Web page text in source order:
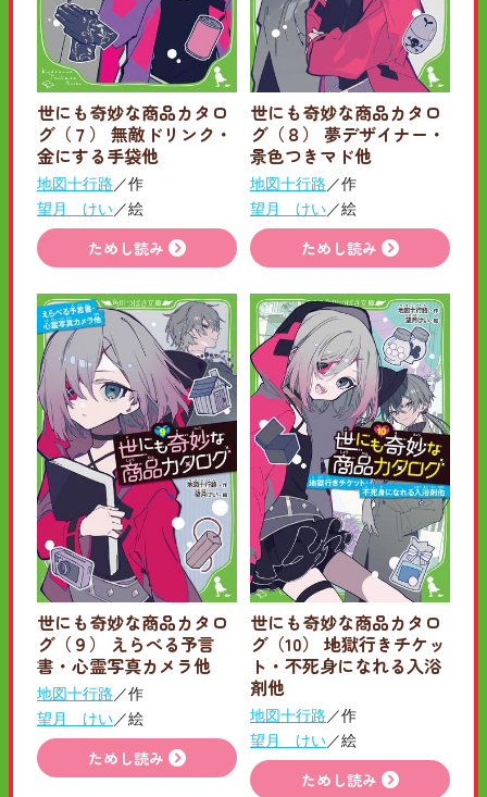
世にも奇妙な商品カタロ
グ（７） 無敵ドリンク・
金にする手袋他
地図十行路 ／作
望月 けい／絵
ためし読み
世にも奇妙な商品カタロ
グ（８） 夢デザイナー・
景色つきマド他
地図十行路 ／作
望月 けい／絵
ためし読み
世にも奇妙な商品カタロ
グ（９） えらべる予言
書・心霊写真カメラ他
地図十行路 ／作
望月 けい／絵
ためし読み
世にも奇妙な商品カタロ
グ（10） 地獄行きチケッ
ト・不死身になれる入浴
剤他
地図十行路 ／作
望月 けい／絵
ためし読み